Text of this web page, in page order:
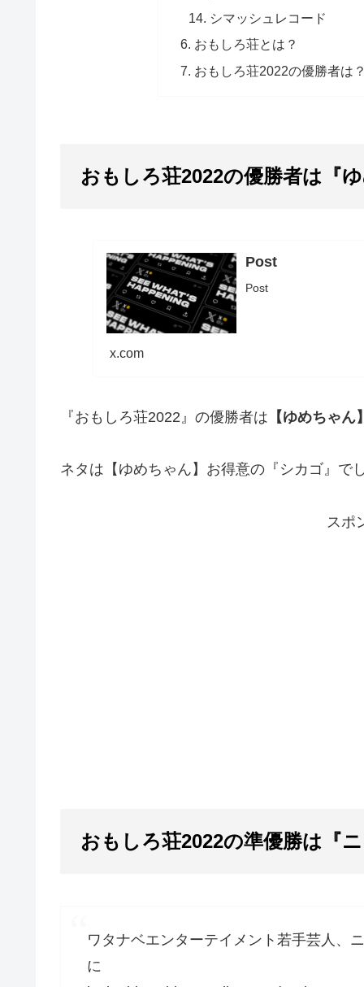
シマッシュレコード
おもしろ荘とは？
おもしろ荘2022の優勝者は
おもしろ荘2022の優勝者は『
Post
Post
x.com
『おもしろ荘2022』の優勝者は 【ゆめちゃん
ネタは【ゆめちゃん】お得意の『シカゴ』で
スポ
おもしろ荘2022の準優勝は『
ワタナベエンターテイメント若手芸人、
に